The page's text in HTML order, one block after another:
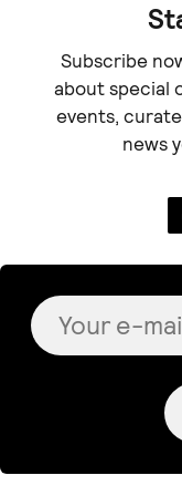
Subscribe
about special
events,
news